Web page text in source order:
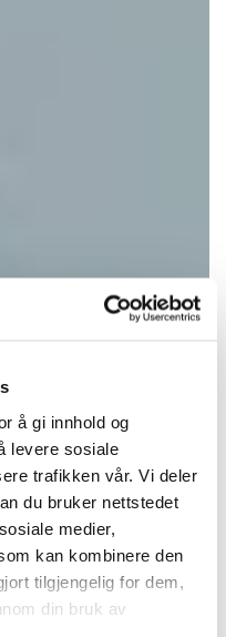
å gi innhold og
levere sosiale
trafikken vår. Vi deler
du bruker nettstedet
medier,
kan kombinere den
tilgjengelig for dem,
din bruk av
og